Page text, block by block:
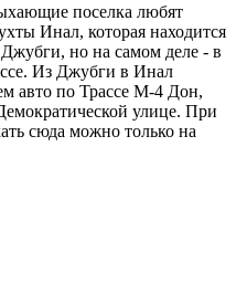
поселка любят
Инал, которая находится
но на самом деле - в
Из Джубги в Инал
авто по Трассе М-4 Дон,
улице. При
сюда можно только на